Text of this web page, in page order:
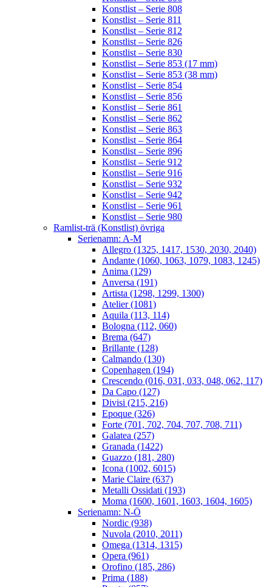
Konstlist – Serie 808
Konstlist – Serie 811
Konstlist – Serie 812
Konstlist – Serie 826
Konstlist – Serie 830
Konstlist – Serie 853 (17 mm)
Konstlist – Serie 853 (38 mm)
Konstlist – Serie 854
Konstlist – Serie 856
Konstlist – Serie 861
Konstlist – Serie 862
Konstlist – Serie 863
Konstlist – Serie 864
Konstlist – Serie 896
Konstlist – Serie 912
Konstlist – Serie 916
Konstlist – Serie 932
Konstlist – Serie 942
Konstlist – Serie 961
Konstlist – Serie 980
Ramlist-trä (Konstlist) övriga
Serienamn: A-M
Allegro (1325, 1417, 1530, 2030, 2040)
Andante (1060, 1063, 1079, 1083, 1245)
Anima (129)
Anversa (191)
Artista (1298, 1299, 1300)
Atelier (1081)
Aquila (113, 114)
Bologna (112, 060)
Brema (647)
Brillante (128)
Calmando (130)
Copenhagen (194)
Crescendo (016, 031, 033, 048, 062, 117)
Da Capo (127)
Divisi (215, 216)
Epoque (326)
Forte (701, 702, 704, 707, 708, 711)
Galatea (257)
Granada (1422)
Guazzo (181, 280)
Icona (1002, 6015)
Marie Claire (637)
Metalli Ossidati (193)
Moma (1600, 1601, 1603, 1604, 1605)
Serienamn: N-Ö
Nordic (938)
Nuvola (2010, 2011)
Omega (1314, 1315)
Opera (961)
Orofino (185, 286)
Prima (188)